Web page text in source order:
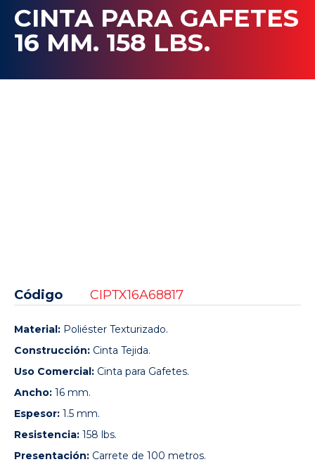
CINTA PARA GAFETES
16 MM. 158 LBS.
Código CIPTX16A68817
Material: Poliéster Texturizado.
Construcción: Cinta Tejida.
Uso Comercial: Cinta para Gafetes.
Ancho: 16 mm.
Espesor: 1.5 mm.
Resistencia: 158 lbs.
Presentación: Carrete de 100 metros.